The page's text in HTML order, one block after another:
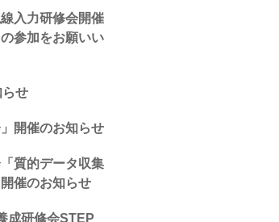
入力研修会開催
参加をお願いい
せ
開催のお知らせ
質的データ収集
催のお知らせ
成研修会STEP